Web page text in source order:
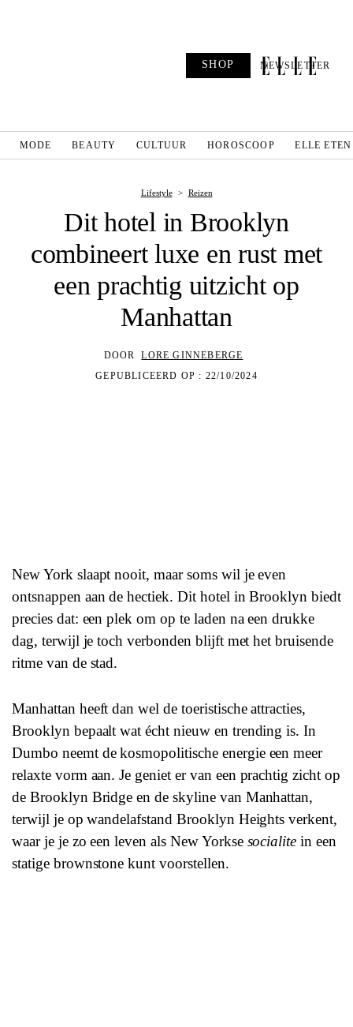
SHOP NEWSLETTER
MODE BEAUTY CULTUUR HOROSCOOP ELLE ETEN
Lifestyle Reizen
Dit hotel in Brooklyn
combineert luxe en rust met
een prachtig uitzicht op
Manhattan
DOOR
LORE GINNEBERGE
GEPUBLICEERD OP : 22/10/2024
New York slaapt nooit, maar soms wil je even
ontsnappen aan de hectiek. Dit hotel in Brooklyn biedt
precies dat: een plek om op te laden na een drukke
dag, terwijl je toch verbonden blijft met het bruisende
ritme van de stad.
Manhattan heeft dan wel de toeristische attracties,
Brooklyn bepaalt wat écht nieuw en trending is. In
Dumbo neemt de kosmopolitische energie een meer
relaxte vorm aan. Je geniet er van een prachtig zicht op
de Brooklyn Bridge en de skyline van Manhattan,
terwijl je op wandelafstand Brooklyn Heights verkent,
waar je je zo een leven als New Yorkse socialite in een
statige brownstone kunt voorstellen.